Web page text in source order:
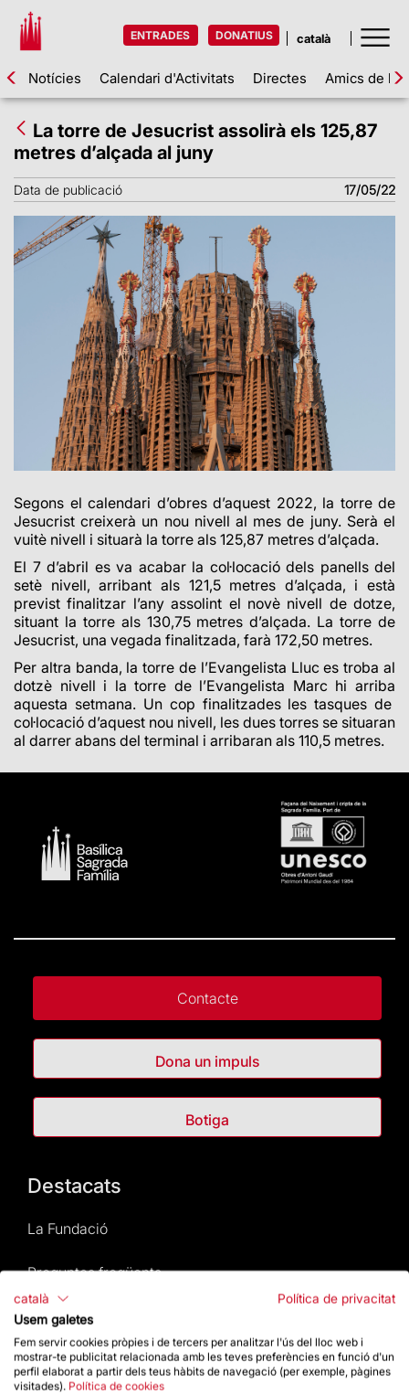
ENTRADES DONATIUS
Notícies Calendari d'Activitats Directes Amics de la
La torre de Jesucrist assolirà els 125,87
metres d’alçada al juny
Data de publicació 17/05/22
Segons el calendari d’obres d’aquest 2022, la torre de
Jesucrist creixerà un nou nivell al mes de juny. Serà el
vuitè nivell i situarà la torre als 125,87 metres d’alçada.
El 7 d’abril es va acabar la col·locació dels panells del
setè nivell, arribant als 121,5 metres d’alçada, i està
previst finalitzar l’any assolint el novè nivell de dotze,
situant la torre als 130,75 metres d’alçada. La torre de
Jesucrist, una vegada finalitzada, farà 172,50 metres.
Per altra banda, la torre de l’Evangelista Lluc es troba al
dotzè nivell i la torre de l’Evangelista Marc hi arriba
aquesta setmana. Un cop finalitzades les tasques de
col·locació d’aquest nou nivell, les dues torres se situaran
al darrer abans del terminal i arribaran als 110,5 metres.
Contacte
Dona un impuls
Botiga
Destacats
La Fundació
Preguntes freqüents
Atenció al Visitant
Normativa i condicions de compra
català
Política de privacitat
Usem galetes
Fem servir cookies pròpies i de tercers per analitzar l'ús del lloc web i
mostrar-te publicitat relacionada amb les teves preferències en funció d'un
perfil elaborat a partir dels teus hàbits de navegació (per exemple, pàgines
visitades). Política de cookies